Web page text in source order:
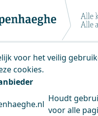
gebruik van
doen we om het
voor het veilig
cookies.
Houdt
voor alle